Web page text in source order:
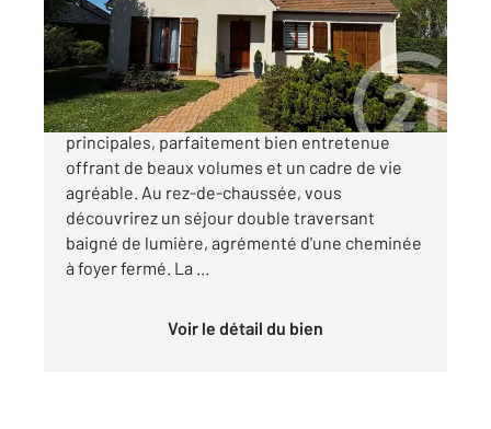
Maison à vendre
399 000 €
BOISSISEV LE ROI Maison de sept pièces
principales, parfaitement bien entretenue
offrant de beaux volumes et un cadre de vie
agréable. Au rez-de-chaussée, vous
découvrirez un séjour double traversant
baigné de lumière, agrémenté d'une cheminée
à foyer fermé. La ...
Voir le détail du bien